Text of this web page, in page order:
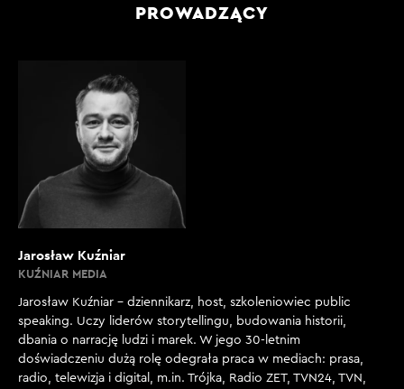
PROWADZĄCY
Jarosław Kuźniar
KUŹNIAR MEDIA
Jarosław Kuźniar – dziennikarz, host, szkoleniowiec public
speaking. Uczy liderów storytellingu, budowania historii,
dbania o narrację ludzi i marek. W jego 30-letnim
doświadczeniu dużą rolę odegrała praca w mediach: prasa,
radio, telewizja i digital, m.in. Trójka, Radio ZET, TVN24, TVN,